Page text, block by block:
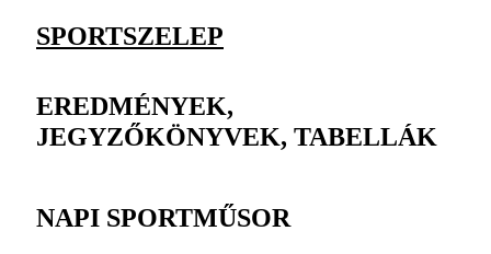
SPORTSZELEP
EREDMÉNYEK,
JEGYZŐKÖNYVEK, TABELLÁK
NAPI SPORTMŰSOR